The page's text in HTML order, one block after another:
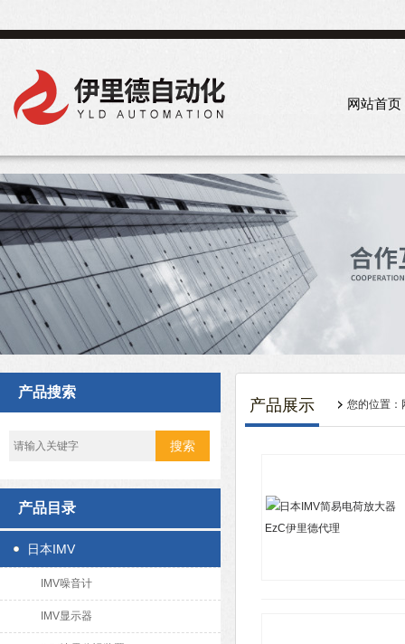
网站首页
产品搜索
产品目录
日本IMV
IMV噪音计
IMV显示器
产品展示 您的位置：